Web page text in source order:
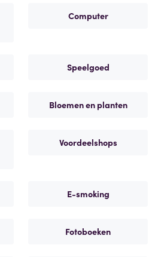
Computer
Speelgoed
Bloemen en planten
Voordeelshops
E-smoking
Fotoboeken